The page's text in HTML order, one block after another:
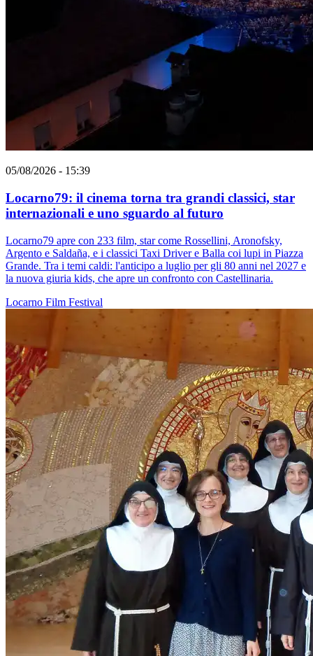
05/08/2026 - 15:39
Locarno79: il cinema torna tra grandi classici, star
internazionali e uno sguardo al futuro
Locarno79 apre con 233 film, star come Rossellini, Aronofsky,
Argento e Saldaña, e i classici Taxi Driver e Balla coi lupi in Piazza
Grande. Tra i temi caldi: l'anticipo a luglio per gli 80 anni nel 2027 e
la nuova giuria kids, che apre un confronto con Castellinaria.
Locarno Film Festival